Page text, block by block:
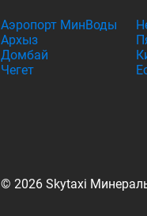
Аэропорт МинВоды
Архыз
Домбай
Чегет
© 2026 Skytaxi